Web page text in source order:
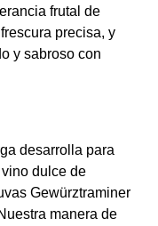
frutal de
precisa, y
y sabroso con
desarrolla para
dulce de
Gewürztraminer
manera de